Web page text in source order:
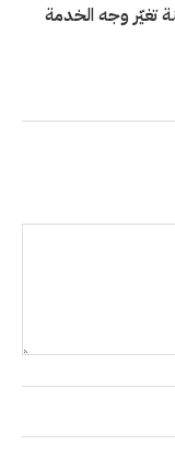
تغيّر وجه الخدمة